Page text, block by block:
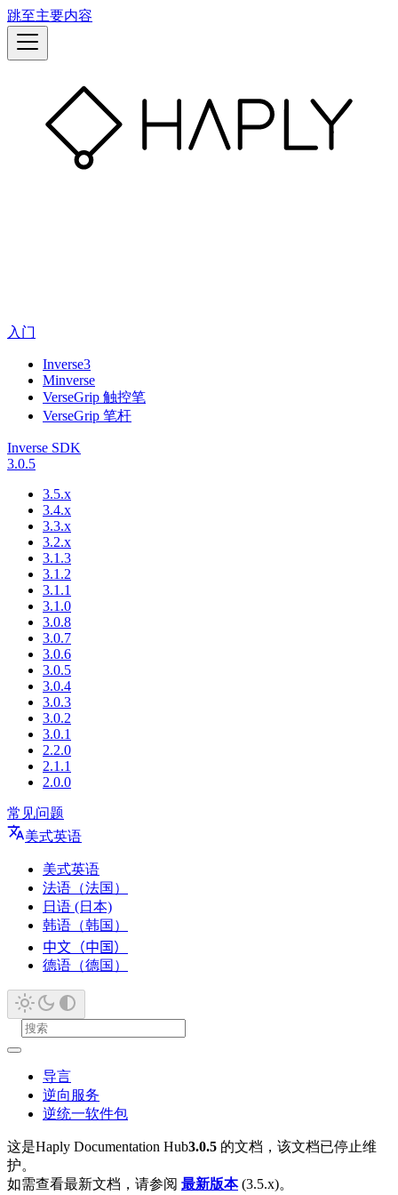
跳至主要内容
入门
Inverse3
Minverse
VerseGrip 触控笔
VerseGrip 笔杆
Inverse SDK
3.0.5
3.5.x
3.4.x
3.3.x
3.2.x
3.1.3
3.1.2
3.1.1
3.1.0
3.0.8
3.0.7
3.0.6
3.0.5
3.0.4
3.0.3
3.0.2
3.0.1
2.2.0
2.1.1
2.0.0
常见问题
美式英语
美式英语
法语（法国）
日语 (日本)
韩语（韩国）
中文（中国）
德语（德国）
导言
逆向服务
逆统一软件包
这是Haply Documentation Hub3.0.5 的文档，该文档已停止维
护。
如需查看最新文档，请参阅 最新版本(3.5.x)。